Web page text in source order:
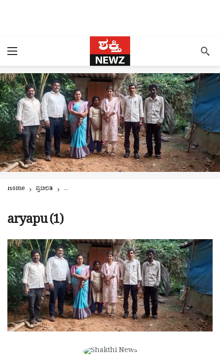
Home ಪ್ರಚಲಿತ ವಿದ್ಯಾರ್ಥಿನಿ ದೀಪಾಳ ಮನೆಗೆ ಸೋಲಾರ್ ದೀಪ, ಶೌಚಾಲಯದ ಕೊಡುಗೆ | ಯತೀಶ್
aryapu (1)